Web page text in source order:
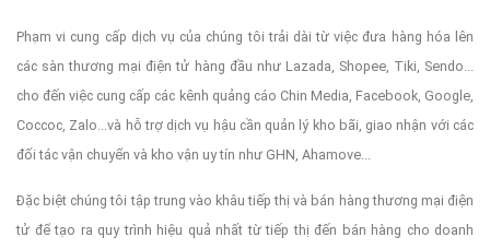
Phạm vi cung cấp dịch vụ của chúng tôi trải dài từ việc đưa hàng hóa lên
các sàn thương mại điện tử hàng đầu như Lazada, Shopee, Tiki, Sendo...
cho đến việc cung cấp các kênh quảng cáo Chin Media, Facebook, Google,
Coccoc, Zalo...và hỗ trợ dịch vụ hậu cần quản lý kho bãi, giao nhận với các
đối tác vận chuyển và kho vận uy tín như GHN, Ahamove...
Đặc biệt chúng tôi tập trung vào khâu tiếp thị và bán hàng thương mại điện
tử để tạo ra quy trình hiệu quả nhất từ tiếp thị đến bán hàng cho doanh